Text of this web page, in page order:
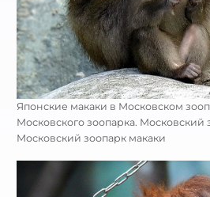
Японские макаки в Московском
Московского зоопарка.
Московский зоопарк макаки